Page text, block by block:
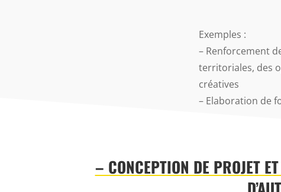
Exemples :
– Renforcement
territoriales, des
créatives
– Elaboration de
– CONCEPTION DE PROJET